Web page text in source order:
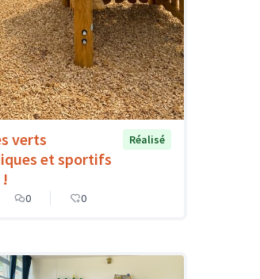
verts
et sportifs
Réalisé
0 0